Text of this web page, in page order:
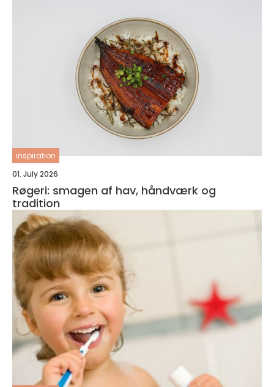
inspiration
01. July 2026
Røgeri: smagen af hav, håndværk og
tradition